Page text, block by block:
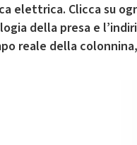
elettrica. Clicca su
della presa e
reale della colonnina,